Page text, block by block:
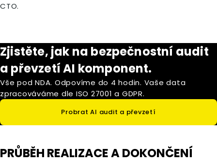
CTO.
Zjistěte, jak na bezpečnostní audit
a převzetí AI komponent.
Vše pod NDA. Odpovíme do 4 hodin. Vaše data
zpracováváme dle ISO 27001 a GDPR.
Probrat AI audit a převzetí
PRŮBĚH REALIZACE A DOKONČENÍ